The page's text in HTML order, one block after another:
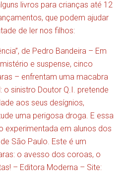
livros para crianças até 12
que podem ajudar
de ler nos filhos:
de Pedro Bandeira – Em
e suspense, cinco
– enfrentam uma macabra
o sinistro Doutor Q.I. pretende
aos seus desígnios,
uma perigosa droga. E essa
experimentada em alunos dos
São Paulo. Este é um
o avesso dos coroas, o
– Editora Moderna – Site: